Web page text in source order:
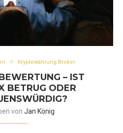
Kryptowährung Broker
– IST
BETRUG ODER
von Jan König